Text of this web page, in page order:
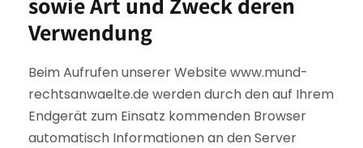
Verwendung
Beim Aufrufen unserer Website www.mund-
rechtsanwaelte.de werden durch den auf Ihrem
Endgerät zum Einsatz kommenden Browser
automatisch Informationen an den Server